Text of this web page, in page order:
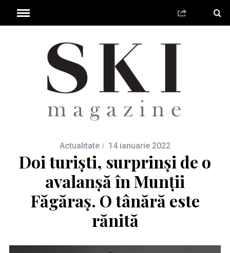
Actualitate 14 ianuarie 2022
Doi turiști, surprinși de o
avalanșă în Munții
Făgăraș. O tânără este
rănită